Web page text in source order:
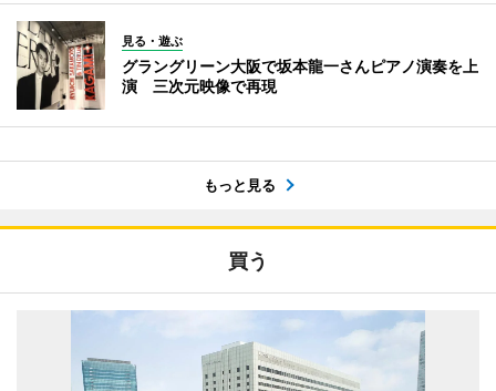
見る・遊ぶ
グラングリーン大阪で坂本龍一さんピアノ演奏を上
演 三次元映像で再現
もっと見る
買う